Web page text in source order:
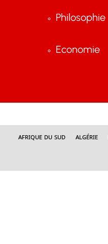
Philosophie
Economie
Afrique du sud Algérie